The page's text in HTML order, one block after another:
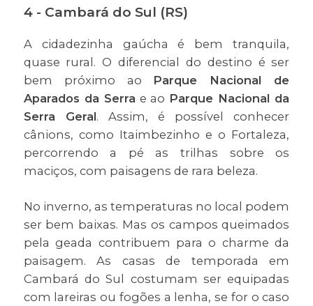
4 - Cambará do Sul (RS)
A cidadezinha gaúcha é bem tranquila,
quase rural. O diferencial do destino é ser
bem próximo ao Parque Nacional de
Aparados da Serra e ao Parque Nacional da
Serra Geral. Assim, é possível conhecer
cânions, como Itaimbezinho e o Fortaleza,
percorrendo a pé as trilhas sobre os
maciços, com paisagens de rara beleza.
No inverno, as temperaturas no local podem
ser bem baixas. Mas os campos queimados
pela geada contribuem para o charme da
paisagem. As casas de temporada em
Cambará do Sul costumam ser equipadas
com lareiras ou fogões a lenha, se for o caso